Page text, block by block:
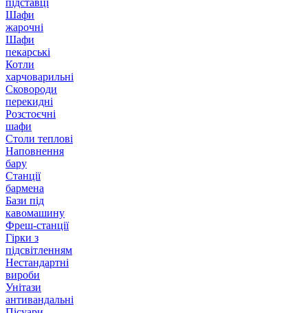
підставці
Шафи
жарочні
Шафи
пекарські
Котли
харчоварильні
Сковороди
перекидні
Розстоєчні
шафи
Столи теплові
Наповнення
бару
Станції
бармена
Бази під
кавомашину
Фреш-станції
Гірки з
підсвітленням
Нестандартні
вироби
Унітази
антивандальні